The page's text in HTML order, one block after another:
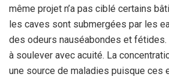
même projet n’a pas ciblé certains
les caves sont submergées par les
des odeurs nauséabondes et
à soulever avec acuité. La
une source de maladies puisque ces